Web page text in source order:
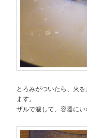
とろみがついたら、火
ます。
ザルで濾して、容器にい